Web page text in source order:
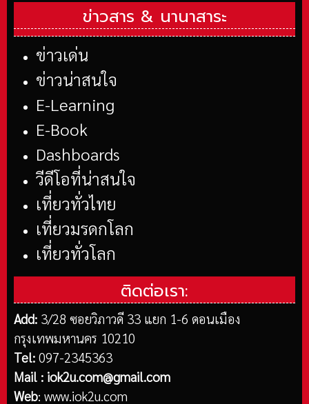
ข่าวสาร & นานาสาระ
ข่าวเด่น
ข่าวน่าสนใจ
E-Learning
E-Book
Dashboards
วีดีโอที่น่าสนใจ
เที่ยวทั่วไทย
เที่ยวมรดกโลก
เที่ยวทั่วโลก
ติดต่อเรา:
Add: 3/28 ซอยวิภาวดี 33 แยก 1-6 ดอนเมือง
กรุงเทพมหานคร 10210
Tel: 097-2345363
Mail : iok2u.com@gmail.com
Web: www.iok2u.com